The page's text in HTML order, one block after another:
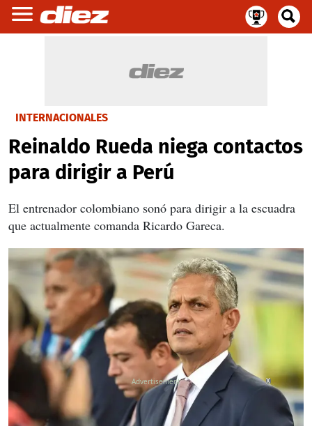
INTERNACIONALES
Reinaldo Rueda niega contactos
para dirigir a Perú
El entrenador colombiano sonó para dirigir a la escuadra
que actualmente comanda Ricardo Gareca.
X